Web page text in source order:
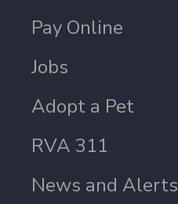
Pay Online
Jobs
Adopt a Pet
RVA 311
News and Alerts